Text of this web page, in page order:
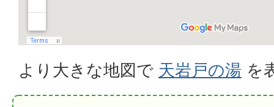
より大きな地図で 天岩戸の湯 を